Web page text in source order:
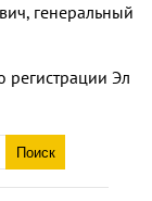
генеральный
регистрации Эл